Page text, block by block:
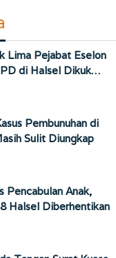
Lima Pejabat Eselon
di Halsel Dikuk…
Pembunuhan di
Sulit Diungkap
Pencabulan Anak,
Halsel Diberhentikan